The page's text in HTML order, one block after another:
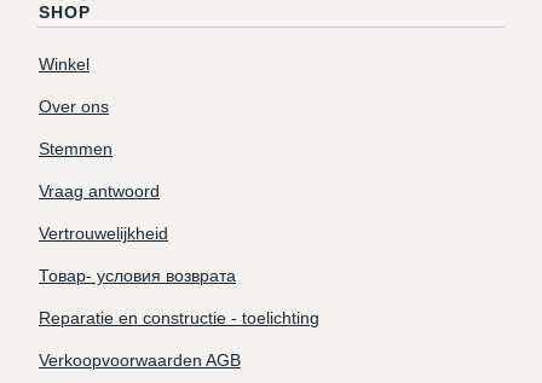
SHOP
Winkel
Over ons
Stemmen
Vraag antwoord
Vertrouwelijkheid
Товар- условия возврата
Reparatie en constructie - toelichting
Verkoopvoorwaarden AGB